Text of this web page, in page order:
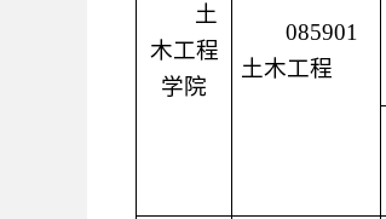
土
木工程
学院
085901
土木工程